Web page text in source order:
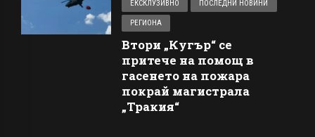
ЕКСКЛУЗИВНО ПОСЛЕДНИ НОВИНИ
РЕГИОНА
Втори „Кугър“ се
притече на помощ в
гасенето на пожара
покрай магистрала
„Тракия“